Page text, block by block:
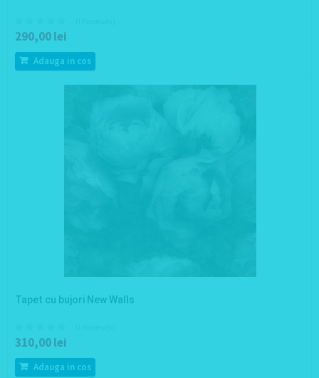
290,00 lei
Adauga in cos
Tapet cu bujori New Walls
310,00 lei
Adauga in cos